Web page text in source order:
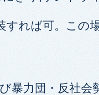
すれば可。この
び暴力団・反社